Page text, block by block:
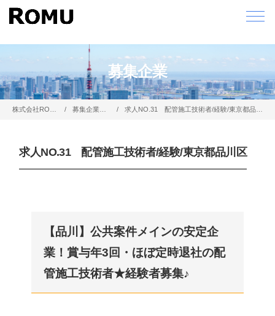
募集企業
募集企業一覧 求人NO.31 配管施工技術者/経験/東京都品川区
求人NO.31 配管施工技術者/経験/東京都品川区
【品川】公共案件メインの安定企
業！賞与年3回・ほぼ定時退社の配
管施工技術者★経験者募集♪